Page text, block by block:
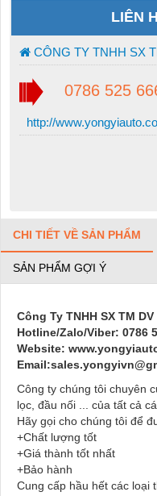
LIÊN
CÔNG TY TNHH SX
0786 525
http://
CHI TIẾT VỀ SẢN PHẨM
SẢN PHẨM GỢI Ý
Công Ty TNHH SX TM DV
Hotline/Zalo/Viber: 0786
Website:
Công ty chúng tôi chuyên
lọc, đầu nối ... của tất cả
Hãy gọi cho chúng tôi để
+Chất lượng tốt
+Giá thành tốt nhất
+Bảo hành
Cung cấp hầu hết các loại